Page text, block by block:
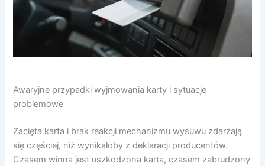
Awaryjne przypadki wyjmowania karty i sytuacje
problemowe
Zacięta karta i brak reakcji mechanizmu wysuwu zdarzają
się częściej, niż wynikałoby z deklaracji producentów.
Czasem winna jest uszkodzona karta, czasem zabrudzony